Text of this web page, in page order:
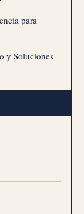
para
y Soluciones